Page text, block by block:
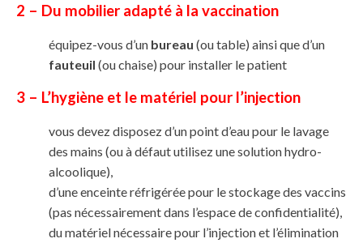
2 – Du mobilier adapté à la vaccination
équipez-vous d’un bureau (ou table) ainsi que d’un
fauteuil (ou chaise) pour installer le patient
3 – L’hygiène et le matériel pour l’injection
vous devez disposez d’un point d’eau pour le lavage
des mains (ou à défaut utilisez une solution hydro-
alcoolique),
d’une enceinte réfrigérée pour le stockage des vaccins
(pas nécessairement dans l’espace de confidentialité),
du matériel nécessaire pour l’injection et l’élimination